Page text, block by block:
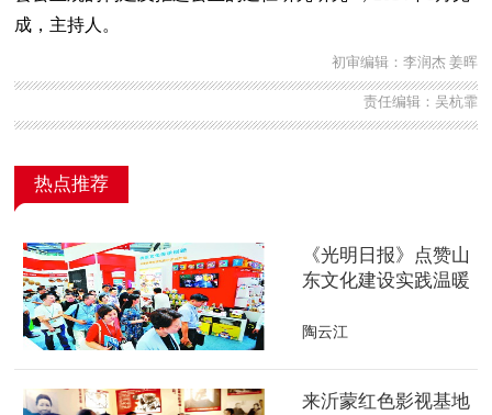
成，主持人。
初审编辑：李润杰 姜晖
责任编辑：吴杭霏
热点推荐
《光明日报》点赞山
东文化建设实践温暖
陶云江
来沂蒙红色影视基地